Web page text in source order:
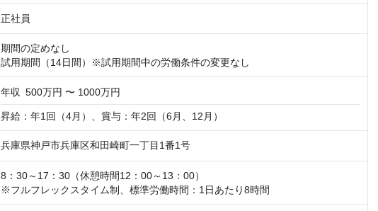
正社員
期間の定めなし
試用期間（14日間）※試用期間中の労働条件の変更なし
年収 500万円 〜 1000万円
昇給：年1回（4月）、賞与：年2回（6月、12月）
兵庫県神戸市兵庫区和田崎町一丁目1番1号
8：30～17：30（休憩時間12：00～13：00）
※フルフレックスタイム制、標準労働時間：1日あたり8時間